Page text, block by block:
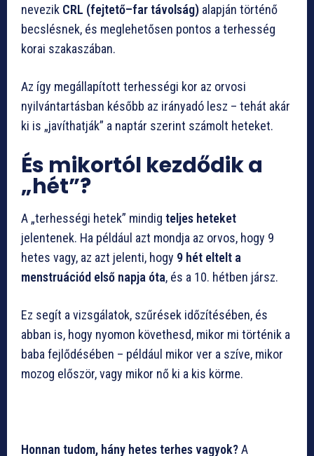
nevezik CRL (fejtető–far távolság) alapján történő
becslésnek, és meglehetősen pontos a terhesség
korai szakaszában.
Az így megállapított terhességi kor az orvosi
nyilvántartásban később az irányadó lesz – tehát akár
ki is „javíthatják” a naptár szerint számolt heteket.
És mikortól kezdődik a
„hét”?
A „terhességi hetek” mindig teljes heteket
jelentenek. Ha például azt mondja az orvos, hogy 9
hetes vagy, az azt jelenti, hogy 9 hét eltelt a
menstruációd első napja óta, és a 10. hétben jársz.
Ez segít a vizsgálatok, szűrések időzítésében, és
abban is, hogy nyomon követhesd, mikor mi történik a
baba fejlődésében – például mikor ver a szíve, mikor
mozog először, vagy mikor nő ki a kis körme.
Honnan tudom, hány hetes terhes vagyok?A